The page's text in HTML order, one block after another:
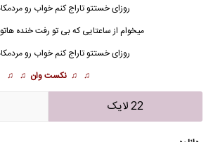
روزای خستتو تاراج کنم خواب رو
میخوام از ساعتایی که بی تو رفت خنده هاتو
روزای خستتو تاراج کنم خواب رو
♫ ♫ نکست وان ♫ ♫
22 لایک